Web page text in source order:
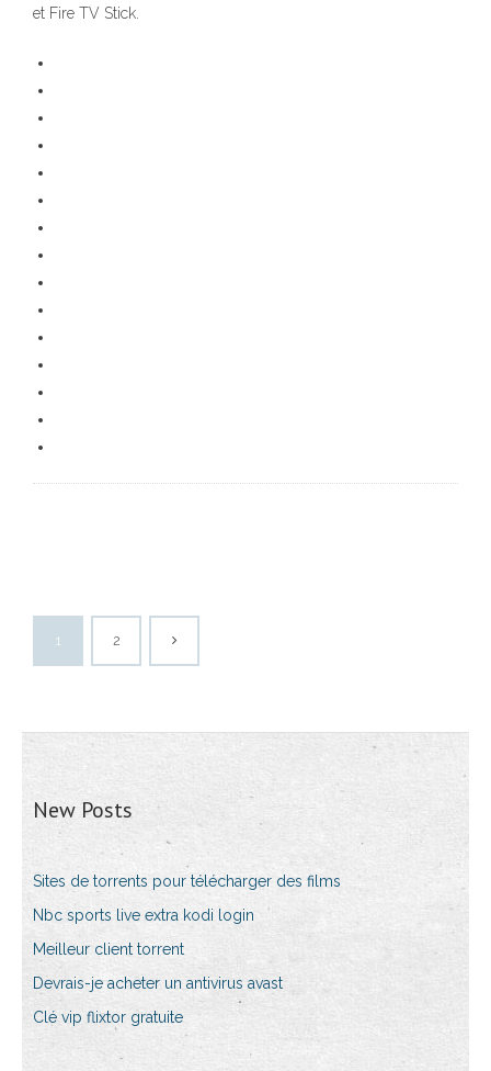
et Fire TV Stick.
1 2
New Posts
Sites de torrents pour télécharger des films
Nbc sports live extra kodi login
Meilleur client torrent
Devrais-je acheter un antivirus avast
Clé vip flixtor gratuite